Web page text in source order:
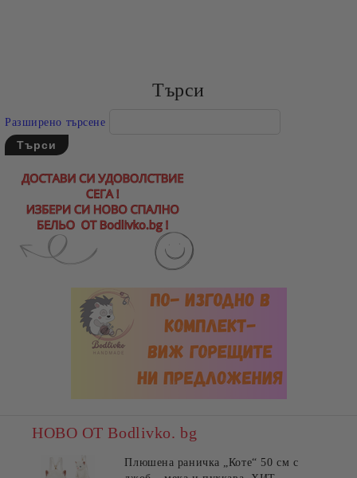
Търси
Разширено търсене
НОВО ОТ Bodlivko. bg
Плюшена раничка „Коте“ 50 см с